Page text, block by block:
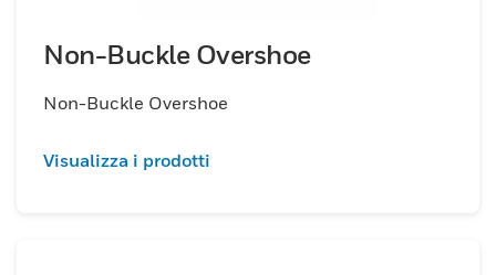
Non-Buckle Overshoe
Non-Buckle Overshoe
Visualizza i prodotti